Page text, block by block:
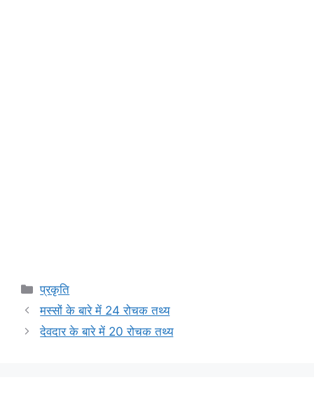
Categories
प्रकृति
मस्सों के बारे में 24 रोचक तथ्य
देवदार के बारे में 20 रोचक तथ्य